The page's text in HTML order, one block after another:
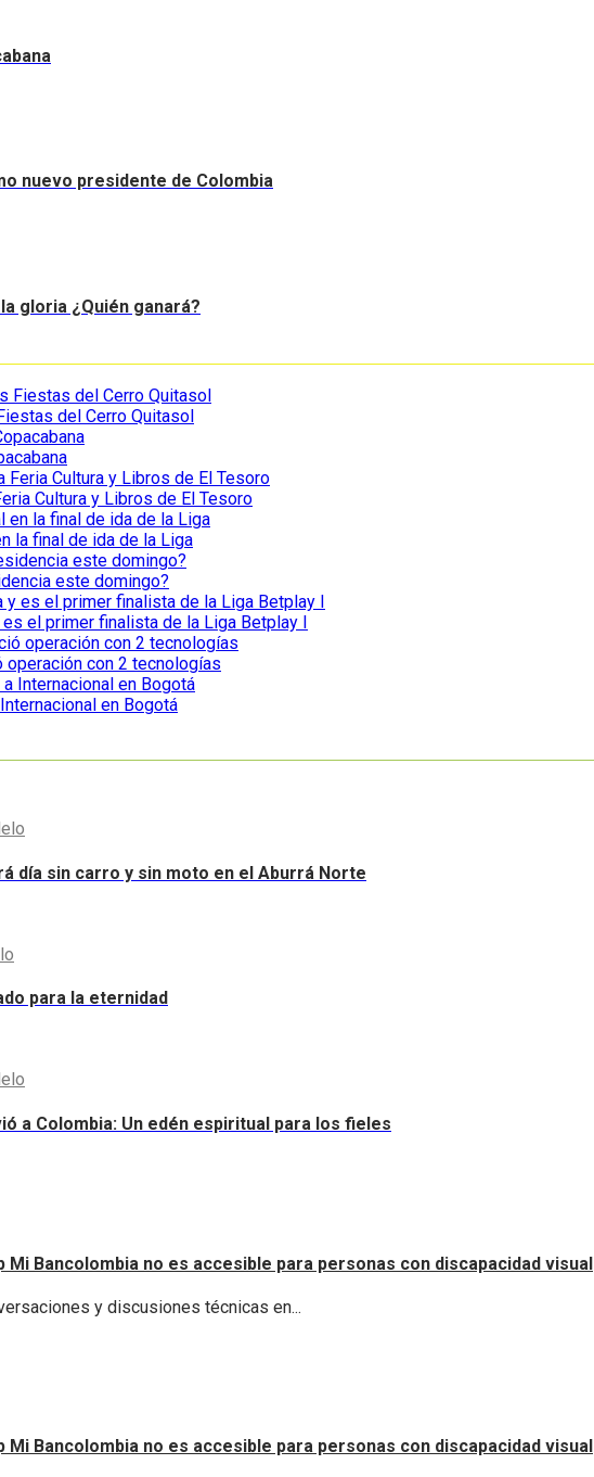
nuevo presidente de Colombia
gloria ¿Quién ganará?
del Cerro Quitasol
Cultura y Libros de El Tesoro
la final de ida de la Liga
este domingo?
el primer finalista de la Liga Betplay I
con 2 tecnologías
en Bogotá
día sin carro y sin moto en el Aburrá Norte
para la eternidad
a Colombia: Un edén espiritual para los fieles
Mi Bancolombia no es accesible para personas con discapacidad visual
y discusiones técnicas en...
Mi Bancolombia no es accesible para personas con discapacidad visual